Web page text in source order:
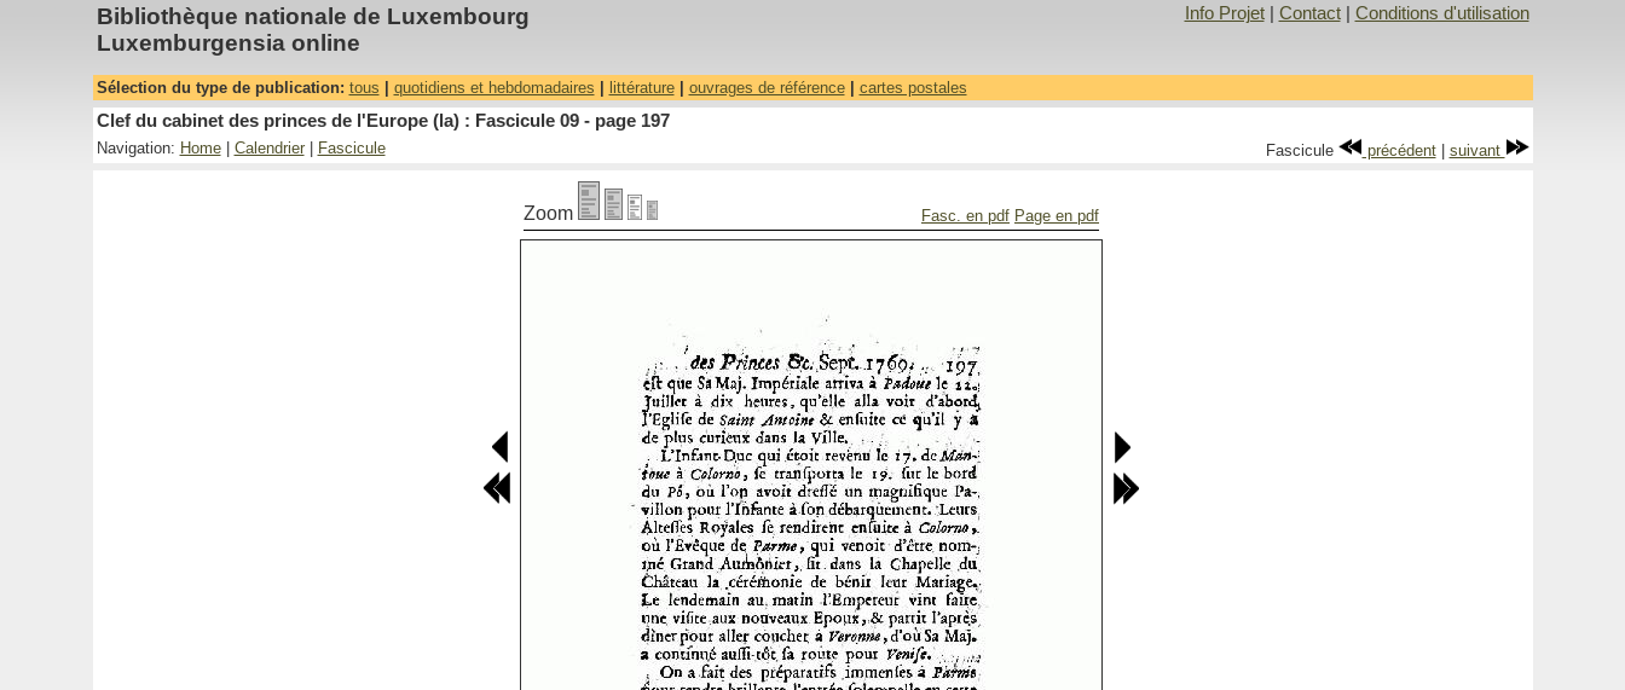
Bibliothèque nationale de Luxembourg
Luxemburgensia online
Info Projet| Contact| Conditions d'utilisation
Sélection du type de publication: tous quotidiens et hebdomadaires littérature| ouvrages de référence| cartes postales
Clef du cabinet des princes de l'Europe (la) : Fascicule 09 - page 197
Navigation: Home| Calendrier| Fascicule Fascicule précédent| suivant
Zoom Fasc. en pdf Page en pdf